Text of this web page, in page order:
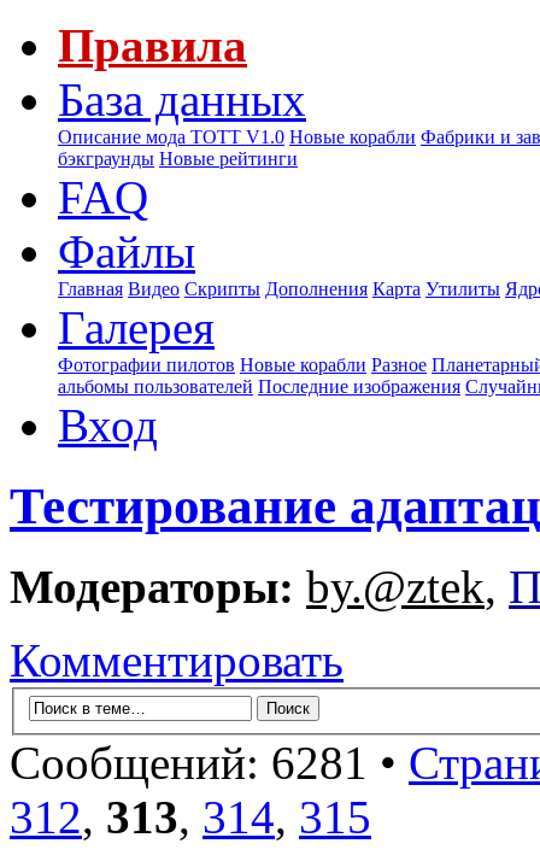
Правила
База данных
Описание мода ТОТТ V1.0 Новые корабли Фабрики и
бэкграунды Новые рейтинги
FAQ
Файлы
Главная Видео Скрипты Дополнения Карта Утилиты
Галерея
Фотографии пилотов Новые корабли Разное
альбомы пользователей Последние изображения
Вход
Тестирование
Модераторы: by.@ztek,
Комментировать
Сообщений: 6281 •
312, 313, 314, 315